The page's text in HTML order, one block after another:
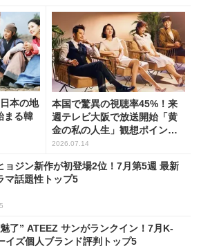
本の地
まる韓
本国で驚異の視聴率45%！来
週テレビ大阪で放送開始「黄
金の私の人生」観想ポイント5
選
2026.07.14
ョジン新作が初登場2位！7月第5週 最新
マ話題性トップ5
了” ATEEZ サンがランクイン！7月K-
イズ個人ブランド評判トップ5